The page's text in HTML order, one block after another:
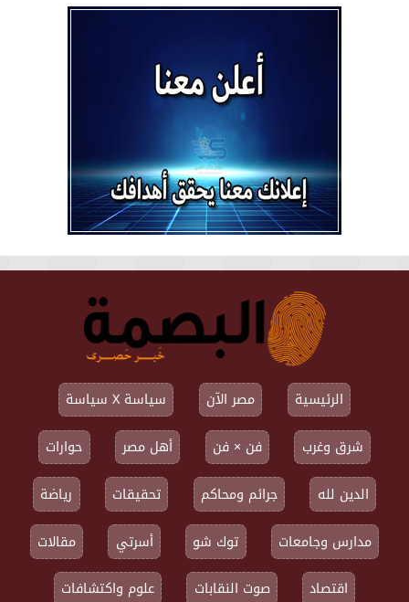
الرئيسية مصر الآن
سياسة X سياسة
شرق وغرب
فن × فن أهل مصر
حوارات
الدين لله
جرائم ومحاكم تحقيقات
رياضة
مدارس وجامعات
توك شو أسرتي
مقالات
اقتصاد
صوت النقابات علوم واكتشافات